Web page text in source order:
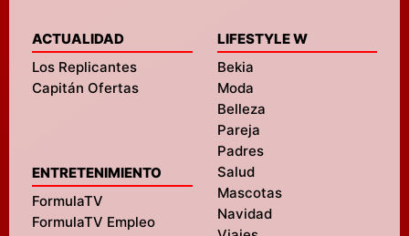
ACTUALIDAD
Los Replicantes
Capitán Ofertas
ENTRETENIMIENTO
FormulaTV
FormulaTV Empleo
LIFESTYLE W
Bekia
Moda
Belleza
Pareja
Padres
Salud
Mascotas
Navidad